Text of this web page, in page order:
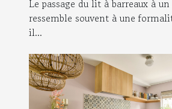
Le passage du lit à barreaux à
ressemble souvent à une
il...